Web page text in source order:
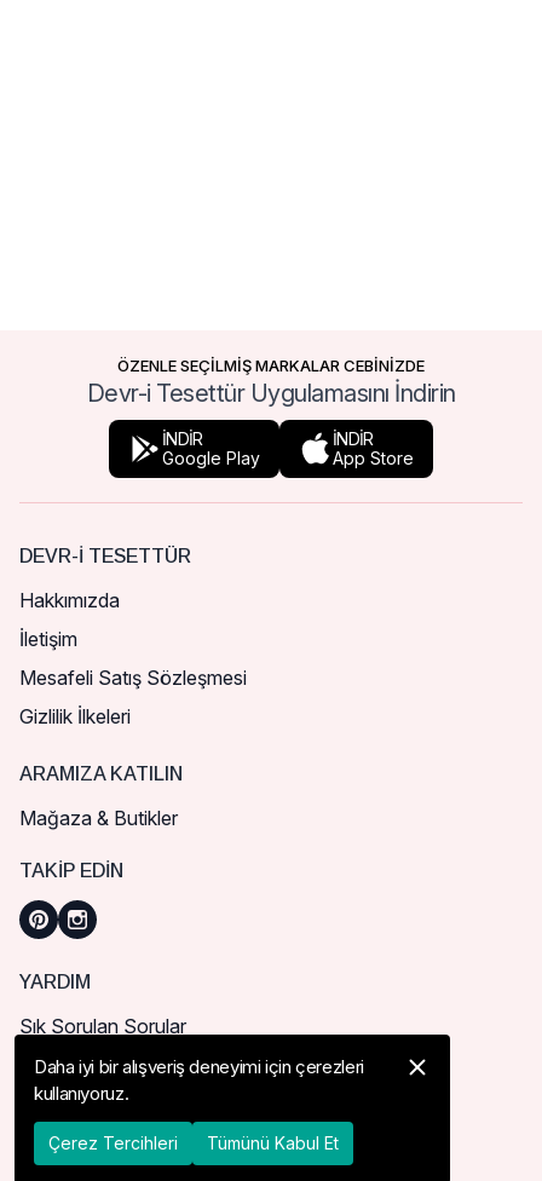
ÖZENLE SEÇİLMİŞ MARKALAR CEBİNİZDE
Devr-i Tesettür Uygulamasını İndirin
İNDİR
Google Play
İNDİR
App Store
DEVR-I TESETTÜR
Hakkımızda
İletişim
Mesafeli Satış Sözleşmesi
Gizlilik İlkeleri
ARAMIZA KATILIN
Mağaza & Butikler
TAKIP EDIN
YARDIM
Sık Sorulan Sorular
Nasıl Sipariş Verebilirim?
Kargo ve Teslimat
İade, İptal ve Değişim
Daha iyi bir alışveriş deneyimi için çerezleri
kullanıyoruz.
Çerez Tercihleri Tümünü Kabul Et